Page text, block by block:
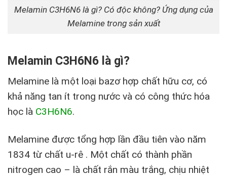
Melamin C3H6N6 là gì? Có độc không? Ứng dụng của
Melamine trong sản xuất
Melamin C3H6N6 là gì?
Melamine là một loại bazơ hợp chất hữu cơ, có
khả năng tan ít trong nước và có công thức hóa
học là C3H6N6.
Melamine được tổng hợp lần đầu tiên vào năm
1834 từ chất u-rê . Một chất có thành phần
nitrogen cao – là chất rắn màu trắng, chịu nhiệt